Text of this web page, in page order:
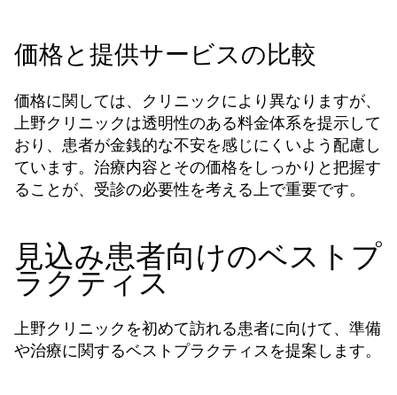
価格と提供サービスの比較
価格に関しては、クリニックにより異なりますが、
上野クリニックは透明性のある料金体系を提示して
おり、患者が金銭的な不安を感じにくいよう配慮し
ています。治療内容とその価格をしっかりと把握す
ることが、受診の必要性を考える上で重要です。
見込み患者向けのベストプ
ラクティス
上野クリニックを初めて訪れる患者に向けて、準備
や治療に関するベストプラクティスを提案します。